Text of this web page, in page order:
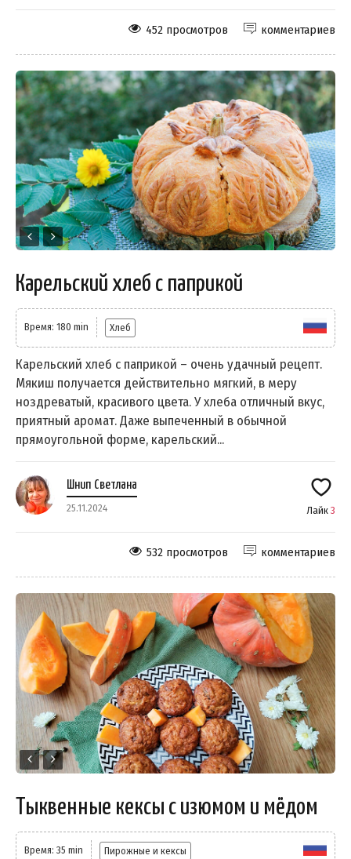
комментариев
452 просмотров
Карельский хлеб с паприкой
Время: 180 min Хлеб
Карельский хлеб с паприкой – очень удачный рецепт.
Мякиш получается действительно мягкий, в меру
ноздреватый, красивого цвета. У хлеба отличный вкус,
приятный аромат. Даже выпеченный в обычной
прямоугольной форме, карельский...
Шнип Светлана
25.11.2024 Лайк 3
комментариев
532 просмотров
Тыквенные кексы с изюмом и мёдом
Время: 35 min Пирожные и кексы